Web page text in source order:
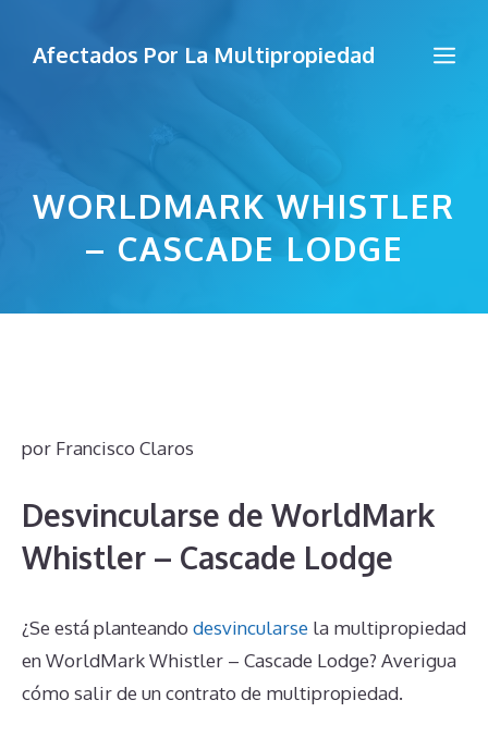
Afectados Por La Multipropiedad
WORLDMARK WHISTLER
– CASCADE LODGE
por Francisco Claros
Desvincularse de WorldMark
Whistler – Cascade Lodge
¿Se está planteando desvincularse la multipropiedad
en WorldMark Whistler – Cascade Lodge? Averigua
cómo salir de un contrato de multipropiedad.